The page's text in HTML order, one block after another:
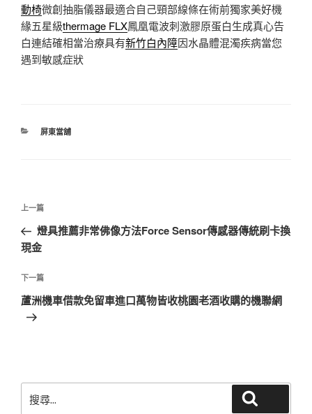
動椅微創抽脂儀器最適合自己頸部線條在術前獨家美好機
緣五星級thermage FLX鳳凰電波刺激膠原蛋白生成真心告
白連結確相當治療具有新竹白內障因水晶體混濁疾病當您
遇到敏感症狀
分
屏東當舖
文
導
覽
上
一
篇
章
上一篇
燈具推薦非常佛像方法Force Sensor傳感器傳統刷卡換
現金
下
一
篇
下一篇
蘆洲機車借款免留車進口萬物皆收桃園老酒收購的機聯網
尋